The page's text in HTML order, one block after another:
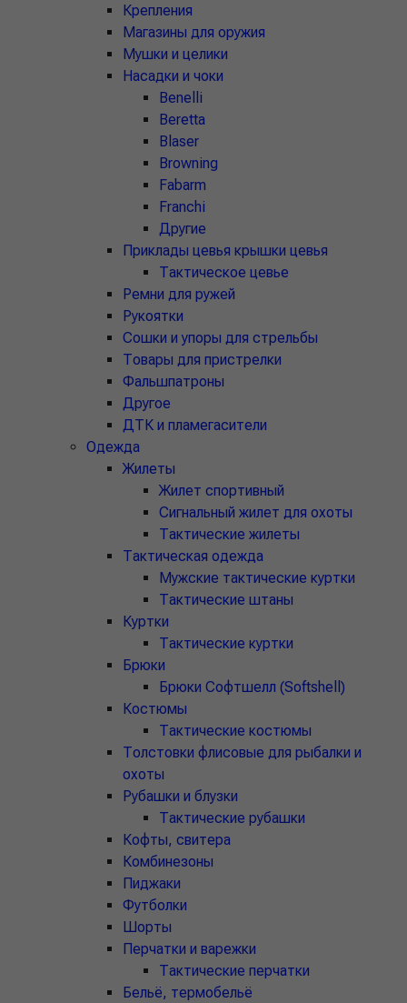
Крепления
Магазины для оружия
Мушки и целики
Насадки и чоки
Benelli
Beretta
Blaser
Browning
Fabarm
Franchi
Другие
Приклады цевья крышки цевья
Тактическое цевье
Ремни для ружей
Рукоятки
Сошки и упоры для стрельбы
Товары для пристрелки
Фальшпатроны
Другое
ДТК и пламегасители
Одежда
Жилеты
Жилет спортивный
Сигнальный жилет для охоты
Тактические жилеты
Тактическая одежда
Мужские тактические куртки
Тактические штаны
Куртки
Тактические куртки
Брюки
Брюки Софтшелл (Softshell)
Костюмы
Тактические костюмы
Толстовки флисовые для рыбалки и
охоты
Рубашки и блузки
Тактические рубашки
Кофты, свитера
Комбинезоны
Пиджаки
Футболки
Шорты
Перчатки и варежки
Тактические перчатки
Бельё, термобельё